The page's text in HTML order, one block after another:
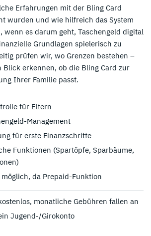
Erfahrungen mit der Bling Card
wurden und wie hilfreich das System
wenn es darum geht, Taschengeld digital
Grundlagen spielerisch zu
prüfen wir, wo Grenzen bestehen –
Blick erkennen, ob die Bling Card zur
Ihrer Familie passt.
für Eltern
Management
für erste Finanzschritte
Funktionen (Spartöpfe, Sparbäume,
da Prepaid-Funktion
monatliche Gebühren fallen an
Jugend-/Girokonto